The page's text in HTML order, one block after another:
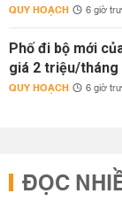
QUY HOẠCH 6 giờ
Phố đi bộ mới
giá 2 triệu/tháng
QUY HOẠCH 6 giờ
ĐỌC